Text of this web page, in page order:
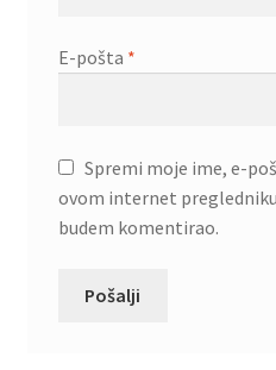
E-pošta *
Spremi moje ime, e-
ovom internet
budem komentirao.